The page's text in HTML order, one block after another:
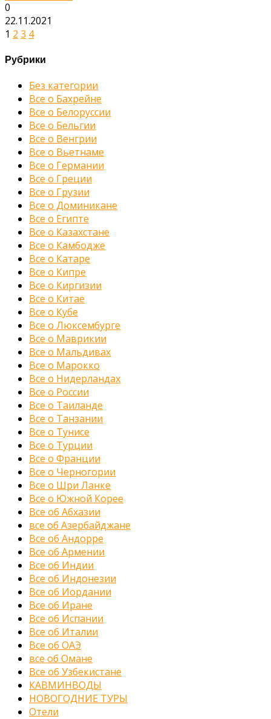
0
22.11.2021
1 2 3 4
Рубрики
Без категории
Все о Бахрейне
Все о Белоруссии
Все о Бельгии
Все о Венгрии
Все о Вьетнаме
Все о Германии
Все о Греции
Все о Грузии
Все о Доминикане
Все о Египте
Все о Казахстане
Все о Камбодже
Все о Катаре
Все о Кипре
Все о Киргизии
Все о Китае
Все о Кубе
Все о Люксембурге
Все о Маврикии
Все о Мальдивах
Все о Марокко
Все о Нидерландах
Все о России
Все о Таиланде
Все о Танзании
Все о Тунисе
Все о Турции
Все о Франции
Все о Черногории
Все о Шри Ланке
Все о Южной Корее
Все об Абхазии
все об Азербайджане
Все об Андорре
Все об Армении
Все об Индии
Все об Индонезии
Все об Иордании
Все об Иране
Все об Испании
Все об Италии
Все об ОАЭ
все об Омане
Все об Узбекистане
КАВМИНВОДЫ
НОВОГОДНИЕ ТУРЫ
Отели